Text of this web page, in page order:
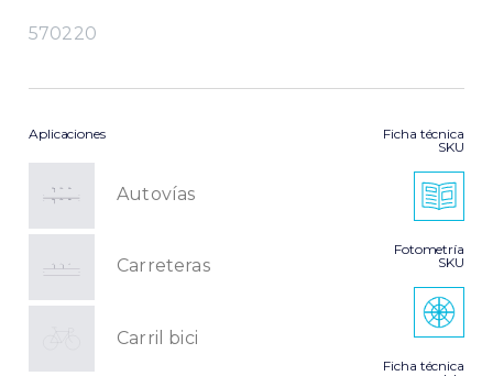
570220
Aplicaciones
Autovías
Carreteras
Carril bici
Ficha técnica
SKU
Fotometría
SKU
Ficha técnica